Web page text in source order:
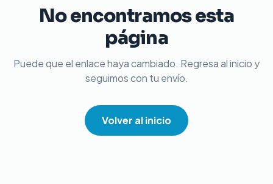
No encontramos esta
página
Puede que el enlace haya cambiado. Regresa al inicio y
seguimos con tu envío.
Volver al inicio